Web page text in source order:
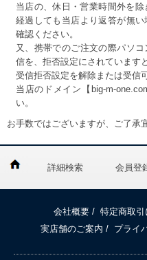
当店の、休日・営業時間外を
経過しても当店より返答が無
確認ください。
又、携帯でのご注文の際パソ
信を、拒否設定にされています
受信拒否設定を解除または受信
当店のドメイン【big-m-
い。
お手数ではございますが、ご了承
詳細検索 会員登
会社概要 / 特定商取
実店舗のご案内 / プライ